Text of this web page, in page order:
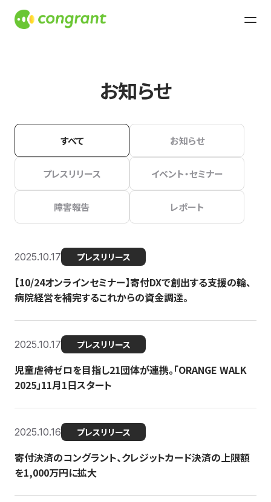
お知らせ
すべて お知らせ
プレスリリース イベント・セミナー
障害報告 レポート
2025.10.17 プレスリリース
【10/24オンラインセミナー】寄付DXで創出する支援の輪、
病院経営を補完するこれからの資金調達。
2025.10.17 プレスリリース
児童虐待ゼロを目指し21団体が連携。「ORANGE WALK
2025」11月1日スタート
2025.10.16 プレスリリース
寄付決済のコングラント、クレジットカード決済の上限額
を1,000万円に拡大